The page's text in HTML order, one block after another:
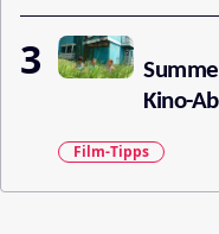
Kino-
Film-Tipps